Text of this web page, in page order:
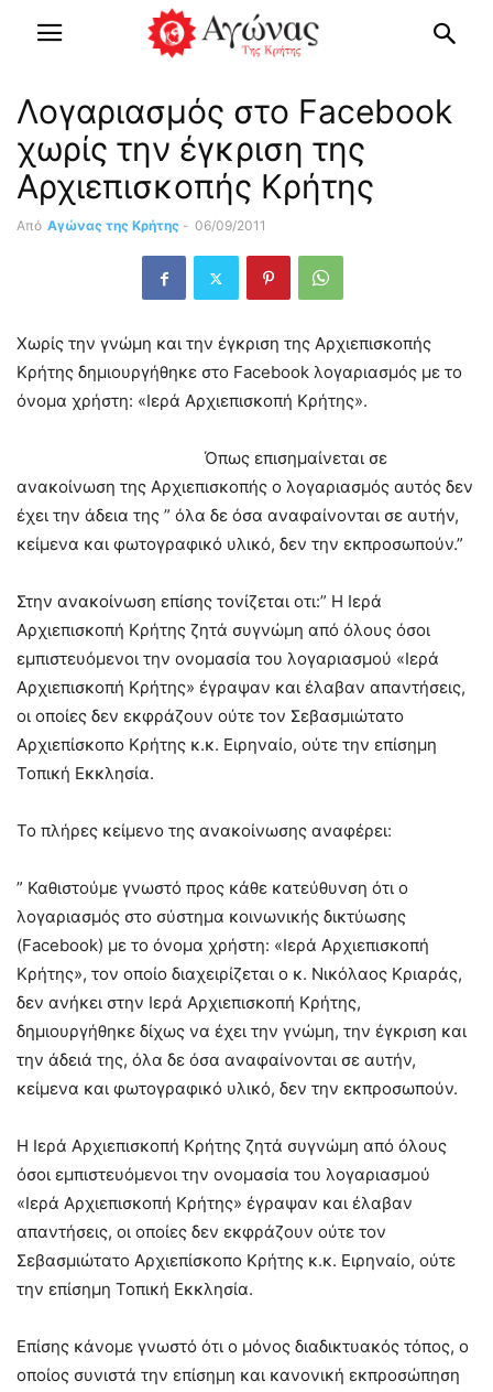
Λογαριασμός στο Facebook
χωρίς την έγκριση της
Αρχιεπισκοπής Κρήτης
Από Αγώνας της Κρήτης - 06/09/2011
Χωρίς την γνώμη και την έγκριση της Αρχιεπισκοπής
Κρήτης δημιουργήθηκε στο Facebook λογαριασμός με το
όνομα χρήστη: «Ιερά Αρχιεπισκοπή Κρήτης».
Όπως επισημαίνεται σε
ανακοίνωση της Αρχιεπισκοπής ο λογαριασμός αυτός δεν
έχει την άδεια της ” όλα δε όσα αναφαίνονται σε αυτήν,
κείμενα και φωτογραφικό υλικό, δεν την εκπροσωπούν.”
Στην ανακοίνωση επίσης τονίζεται οτι:” Η Ιερά
Αρχιεπισκοπή Κρήτης ζητά συγνώμη από όλους όσοι
εμπιστευόμενοι την ονομασία του λογαριασμού «Ιερά
Αρχιεπισκοπή Κρήτης» έγραψαν και έλαβαν απαντήσεις,
οι οποίες δεν εκφράζουν ούτε τον Σεβασμιώτατο
Αρχιεπίσκοπο Κρήτης κ.κ. Ειρηναίο, ούτε την επίσημη
Τοπική Εκκλησία.
Το πλήρες κείμενο της ανακοίνωσης αναφέρει:
” Καθιστούμε γνωστό προς κάθε κατεύθυνση ότι ο
λογαριασμός στο σύστημα κοινωνικής δικτύωσης
(Facebook) με το όνομα χρήστη: «Ιερά Αρχιεπισκοπή
Κρήτης», τον οποίο διαχειρίζεται ο κ. Νικόλαος Κριαράς,
δεν ανήκει στην Ιερά Αρχιεπισκοπή Κρήτης,
δημιουργήθηκε δίχως να έχει την γνώμη, την έγκριση και
την άδειά της, όλα δε όσα αναφαίνονται σε αυτήν,
κείμενα και φωτογραφικό υλικό, δεν την εκπροσωπούν.
Η Ιερά Αρχιεπισκοπή Κρήτης ζητά συγνώμη από όλους
όσοι εμπιστευόμενοι την ονομασία του λογαριασμού
«Ιερά Αρχιεπισκοπή Κρήτης» έγραψαν και έλαβαν
απαντήσεις, οι οποίες δεν εκφράζουν ούτε τον
Σεβασμιώτατο Αρχιεπίσκοπο Κρήτης κ.κ. Ειρηναίο, ούτε
την επίσημη Τοπική Εκκλησία.
Επίσης κάνομε γνωστό ότι ο μόνος διαδικτυακός τόπος, ο
οποίος συνιστά την επίσημη και κανονική εκπροσώπηση